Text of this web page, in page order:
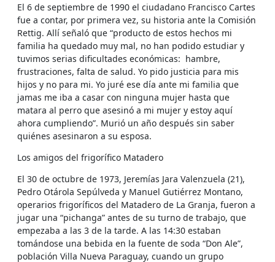
El 6 de septiembre de 1990 el ciudadano Francisco Cartes
fue a contar, por primera vez, su historia ante la Comisión
Rettig. Allí señaló que “producto de estos hechos mi
familia ha quedado muy mal, no han podido estudiar y
tuvimos serias dificultades económicas: hambre,
frustraciones, falta de salud. Yo pido justicia para mis
hijos y no para mi. Yo juré ese día ante mi familia que
jamas me iba a casar con ninguna mujer hasta que
matara al perro que asesinó a mi mujer y estoy aquí
ahora cumpliendo”. Murió un año después sin saber
quiénes asesinaron a su esposa.
Los amigos del frigorífico Matadero
El 30 de octubre de 1973, Jeremías Jara Valenzuela (21),
Pedro Otárola Sepúlveda y Manuel Gutiérrez Montano,
operarios frigoríficos del Matadero de La Granja, fueron a
jugar una “pichanga” antes de su turno de trabajo, que
empezaba a las 3 de la tarde. A las 14:30 estaban
tomándose una bebida en la fuente de soda “Don Ale”,
población Villa Nueva Paraguay, cuando un grupo